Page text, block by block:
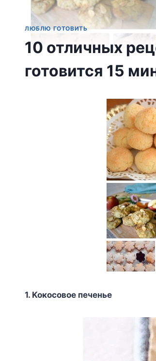
ЛЮБЛЮ ГОТОВИТЬ
10 отличных
готовится 15
1. Koкocoвoe пeчeньe